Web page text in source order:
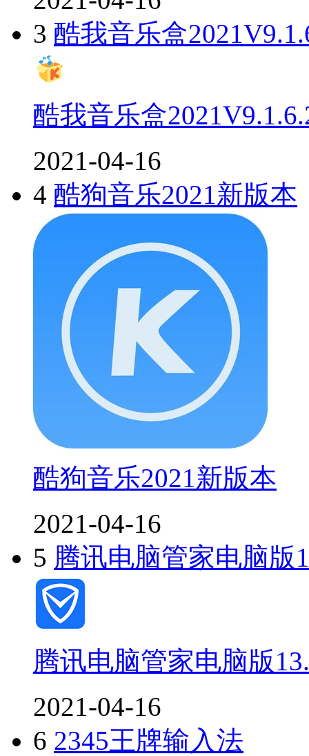
3 酷我音乐盒
酷我音乐盒
2021-04-16
4 酷狗音乐2021新版本
酷狗音乐2021新版本
2021-04-16
5 腾讯电脑管家电脑版
腾讯电脑管家电脑版
2021-04-16
6 2345王牌输入法